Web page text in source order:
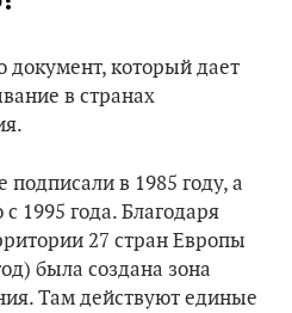
документ, который дает
в странах
в 1985 году, а
1995 года. Благодаря
27 стран Европы
была создана зона
Там действуют единые